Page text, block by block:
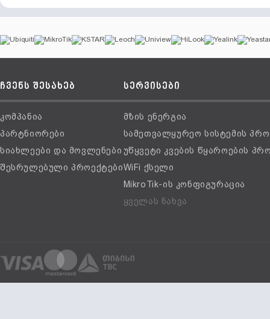
ჩვენს შესახებ
კომპანია
პარტნიორები
სიახლეები და მოვლენები
შესრულებული პროექტები
სერვისები
მზის ენერგია
სამეთვალყურეო სისტემის
უწყვეტი კვების წყაროების
WiFi ქსელი
MikroTik-ის კონფიგურაცია
ყველას ნახვა